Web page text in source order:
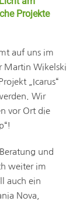
Projekte
auf uns im
Martin Wikelski
„Icarus“
Wir
vor Ort die
und
weiter im
auch ein
Nova,